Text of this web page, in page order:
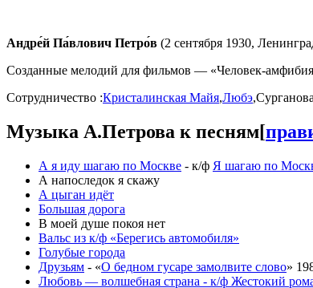
Андре́й Па́влович Петро́в (2 сентября 1930,
Созданные мелодий для фильмов — «Человек-
Сотрудничество :Кристалинская Майя,Любэ
Музыка А.Петрова к песням[
А я иду шагаю по Москве - к/ф Я шагаю по
А напоследок я скажу
А цыган идёт
Большая дорога
В моей душе покоя нет
Вальс из к/ф «Берегись автомобиля»
Голубые города
Друзьям - «О бедном гусаре замолвите слово»
Любовь — волшебная страна - к/ф Жестокий